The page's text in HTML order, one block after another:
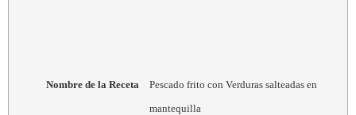
Nombre de la Receta
Pescado frito con Verduras salteadas en
mantequilla